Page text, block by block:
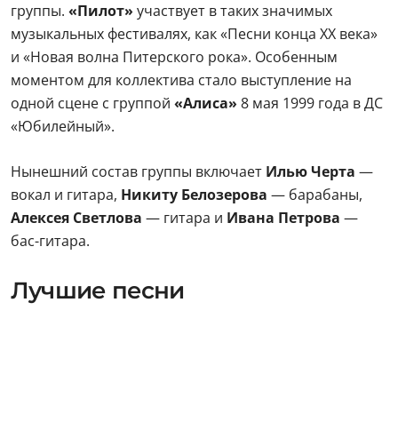
группы. «Пилот» участвует в таких значимых
музыкальных фестивалях, как «Песни конца XX века»
и «Новая волна Питерского рока». Особенным
моментом для коллектива стало выступление на
одной сцене с группой «Алиса» 8 мая 1999 года в ДС
«Юбилейный».
Нынешний состав группы включает Илью Черта —
вокал и гитара, Никиту Белозерова — барабаны,
Алексея Светлова — гитара и Ивана Петрова —
бас-гитара.
Лучшие песни